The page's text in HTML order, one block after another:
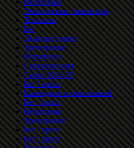
Велогонки
Экипировка / инвентарь
Триатлон
Бег
Лыжные гонки
Тренировки
Марафоны
Соревнования
Сезон 2024-25
Бег / кросс
Календари соревнований
Бег / кросс
Велогонки
Тренировки
Бег / кросс
Бег / кросс